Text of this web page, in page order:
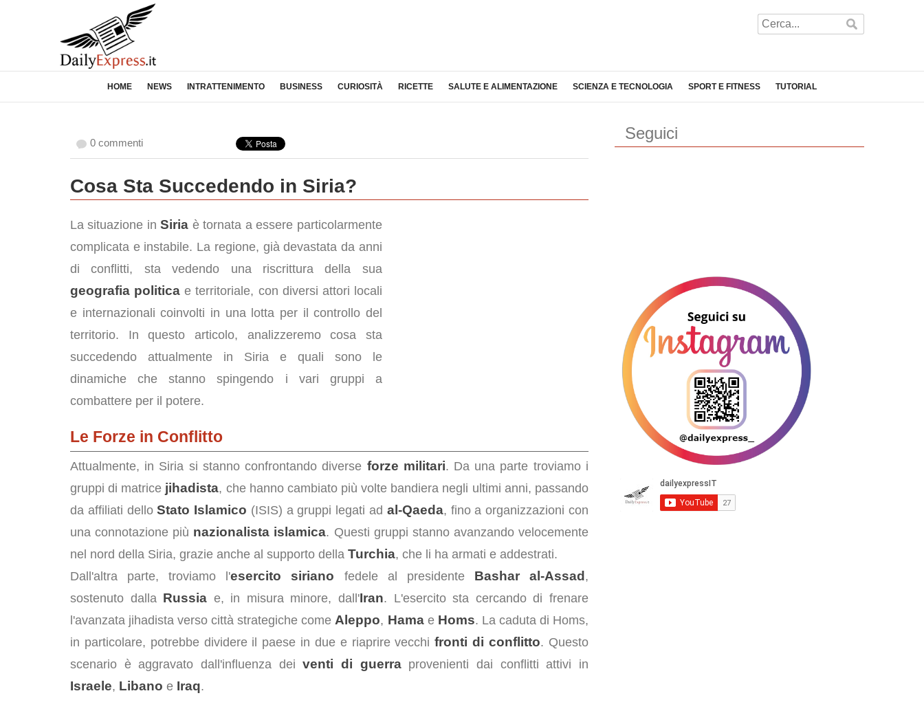
HOME NEWS INTRATTENIMENTO BUSINESS CURIOSITÀ RICETTE SALUTE E ALIMENTAZIONE SCIENZA E TECNOLOGIA SPORT E FITNESS TUTORIAL
0 commenti
Cosa Sta Succedendo in Siria?
La situazione inSiria è tornata a essere particolarmente
complicata e instabile. La regione, già devastata da anni
di conflitti, sta vedendo una riscrittura della sua
geografia politica e territoriale, con diversi attori locali
e internazionali coinvolti in una lotta per il controllo del
territorio. In questo articolo, analizzeremo cosa sta
succedendo attualmente in Siria e quali sono le
dinamiche che stanno spingendo i vari gruppi a
combattere per il potere.
Le Forze in Conflitto
Attualmente, in Siria si stanno confrontando diverse forze militari. Da una parte troviamo i
gruppi di matrice jihadista, che hanno cambiato più volte bandiera negli ultimi anni, passando
da affiliati delloStato Islamico (ISIS) a gruppi legati ad al-Qaeda, fino a organizzazioni con
una connotazione più nazionalista islamica. Questi gruppi stanno avanzando velocemente
nel nord della Siria, grazie anche al supporto della Turchia, che li ha armati e addestrati.
Dall'altra parte, troviamo l'esercito siriano fedele al presidente Bashar al-Assad ,
sostenuto dalla Russia e, in misura minore, dall'Iran. L'esercito sta cercando di frenare
l'avanzata jihadista verso città strategiche comeAleppo, Hamae Homs. La caduta di Homs,
in particolare, potrebbe dividere il paese in due e riaprire vecchifronti di conflitto. Questo
scenario è aggravato dall'influenza deiventi di guerraprovenienti dai conflitti attivi in
Israele, Libano e Iraq.
Seguici